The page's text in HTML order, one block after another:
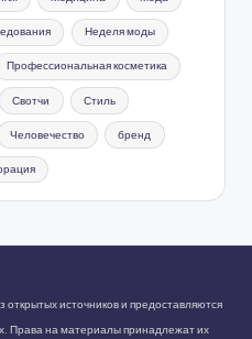
Неделя моды
Профессиональная косметика
Свотчи Стиль
Человечество бренд
источников и предоставляются
Права на материалы принадлежат их